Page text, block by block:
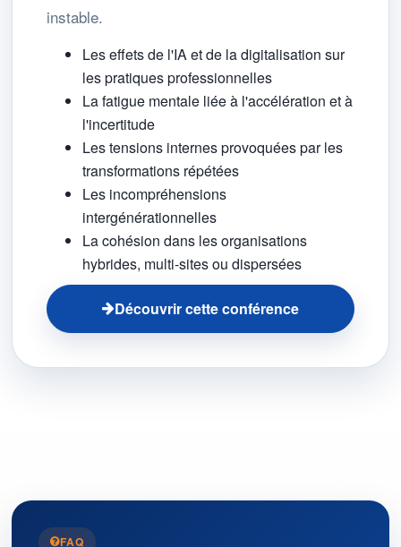
instable.
Les effets de l'IA et de la digitalisation sur
les pratiques professionnelles
La fatigue mentale liée à l'accélération et à
l'incertitude
Les tensions internes provoquées par les
transformations répétées
Les incompréhensions
intergénérationnelles
La cohésion dans les organisations
hybrides, multi-sites ou dispersées
Découvrir cette conférence
FAQ